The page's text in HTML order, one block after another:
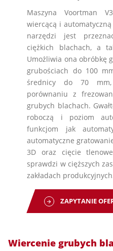
Maszyna Voortman
wiercącą i
narzędzi jest
ciężkich blachach, a
Umożliwia ona obróbkę
grubościach do 100
średnicy do 70 mm,
porównaniu z
grubych blachach.
roboczą i poziom
funkcjom jak
automatyczne
3D oraz cięcie
sprawdzi w cięższych
zakładach
ZAPYTANIE
Wiercenie grubych